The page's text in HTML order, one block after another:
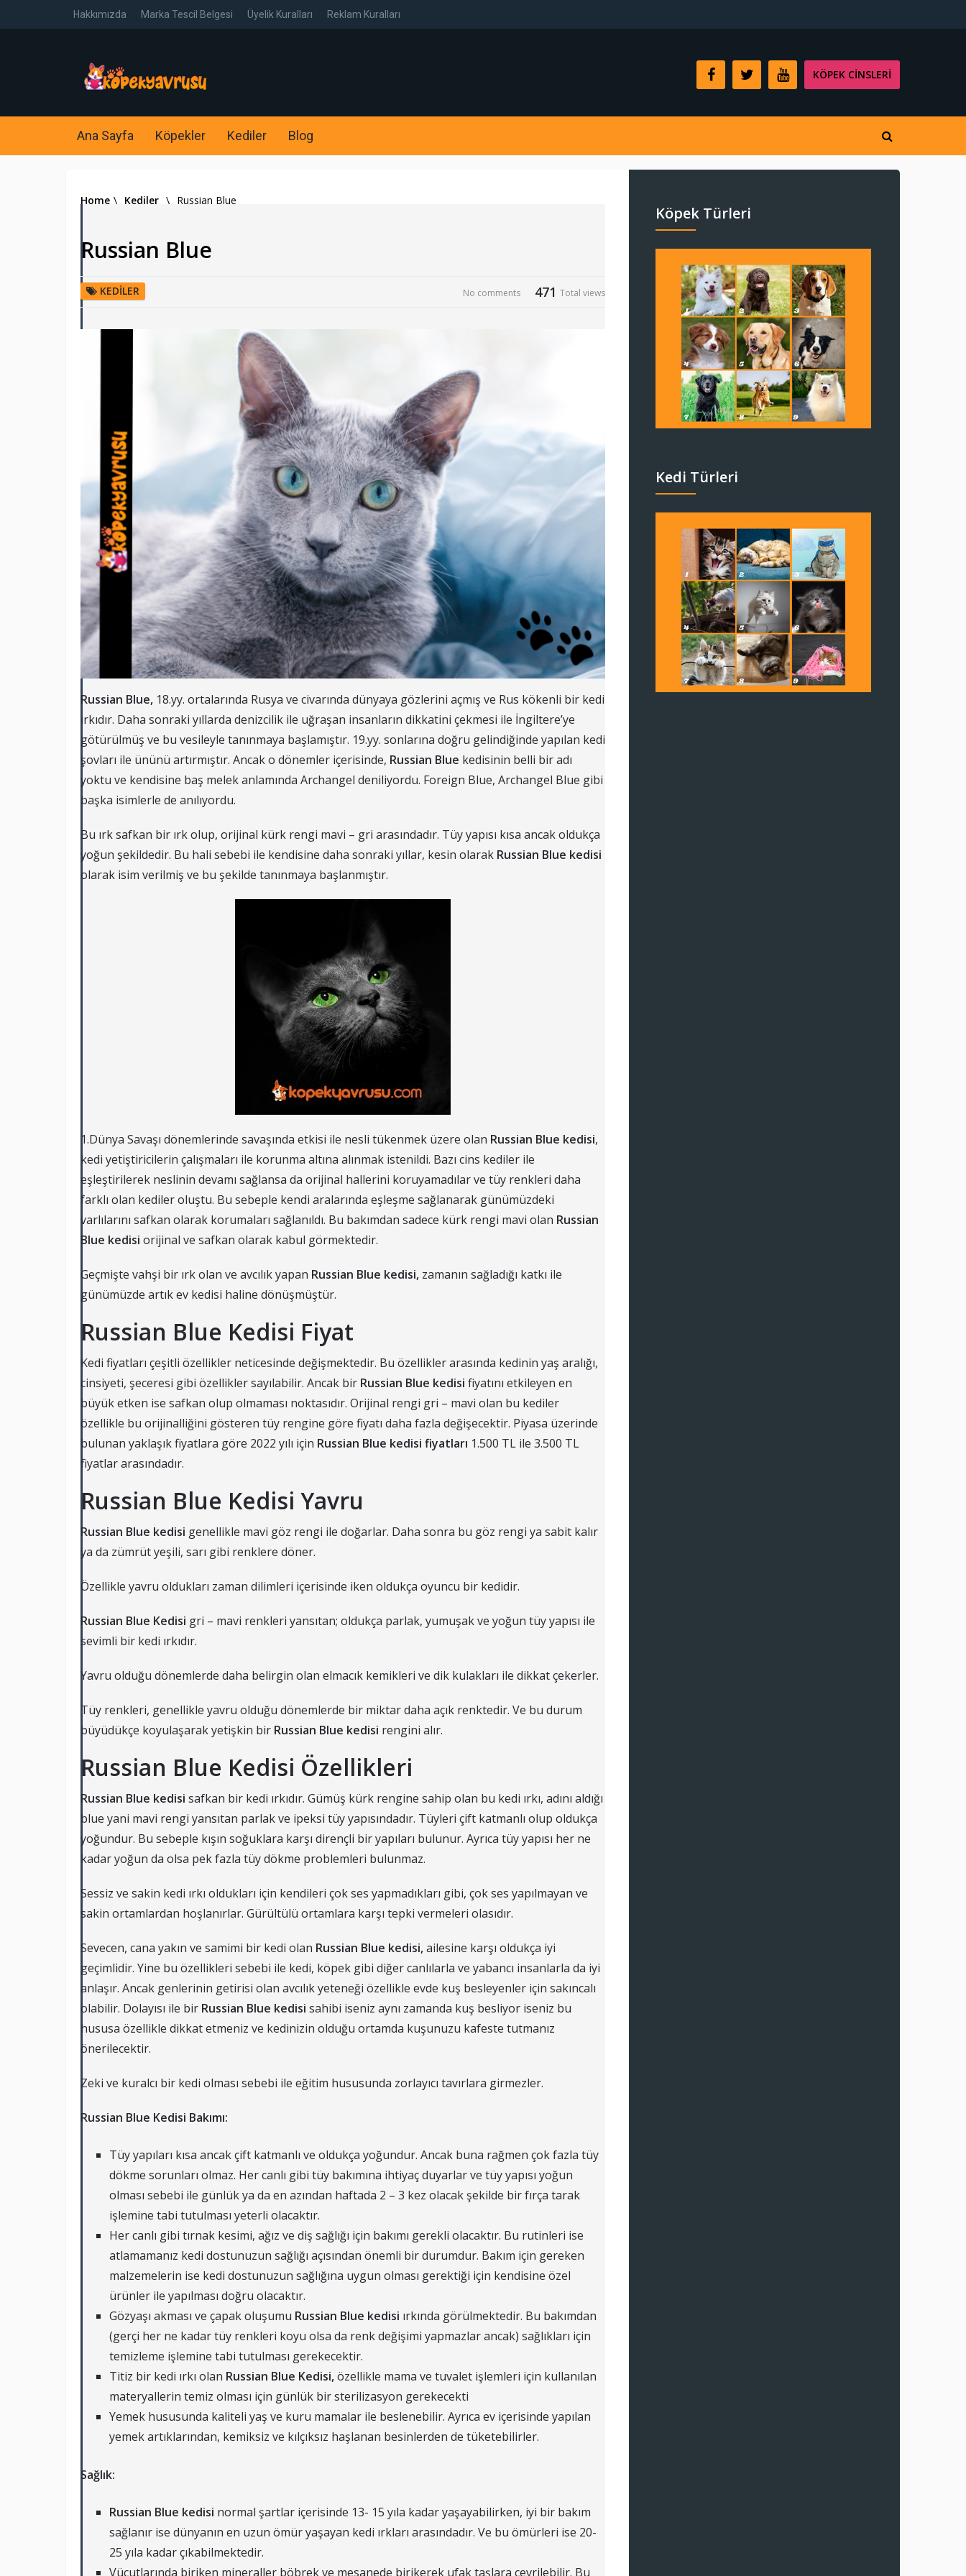
Hakkımızda Marka Tescil Belgesi Üyelik Kuralları Reklam Kuralları
KÖPEK CINSLERI
Ana Sayfa Köpekler Kediler Blog
Home \ Kediler \ Russian Blue
Russian Blue
KEDILER 471 Total views
No comments
Russian Blue, 18.yy. ortalarında Rusya ve civarında dünyaya gözlerini açmış ve Rus kökenli bir kedi
ırkıdır. Daha sonraki yıllarda denizcilik ile uğraşan insanların dikkatini çekmesi ile İngiltere’ye
götürülmüş ve bu vesileyle tanınmaya başlamıştır. 19.yy. sonlarına doğru gelindiğinde yapılan kedi
şovları ile ününü artırmıştır. Ancak o dönemler içerisinde, Russian Blue kedisinin belli bir adı
yoktu ve kendisine baş melek anlamında Archangel deniliyordu. Foreign Blue, Archangel Blue gibi
başka isimlerle de anılıyordu.
Bu ırk safkan bir ırk olup, orijinal kürk rengi mavi – gri arasındadır. Tüy yapısı kısa ancak oldukça
yoğun şekildedir. Bu hali sebebi ile kendisine daha sonraki yıllar, kesin olarak Russian Blue kedisi
olarak isim verilmiş ve bu şekilde tanınmaya başlanmıştır.
1.Dünya Savaşı dönemlerinde savaşında etkisi ile nesli tükenmek üzere olan Russian Blue kedisi,
kedi yetiştiricilerin çalışmaları ile korunma altına alınmak istenildi. Bazı cins kediler ile
eşleştirilerek neslinin devamı sağlansa da orijinal hallerini koruyamadılar ve tüy renkleri daha
farklı olan kediler oluştu. Bu sebeple kendi aralarında eşleşme sağlanarak günümüzdeki
varlılarını safkan olarak korumaları sağlanıldı. Bu bakımdan sadece kürk rengi mavi olan Russian
Blue kedisi orijinal ve safkan olarak kabul görmektedir.
Geçmişte vahşi bir ırk olan ve avcılık yapan Russian Blue kedisi, zamanın sağladığı katkı ile
günümüzde artık ev kedisi haline dönüşmüştür.
Russian Blue Kedisi Fiyat
Kedi fiyatları çeşitli özellikler neticesinde değişmektedir. Bu özellikler arasında kedinin yaş aralığı,
cinsiyeti, şeceresi gibi özellikler sayılabilir. Ancak bir Russian Blue kedisi fiyatını etkileyen en
büyük etken ise safkan olup olmaması noktasıdır. Orijinal rengi gri – mavi olan bu kediler
özellikle bu orijinalliğini gösteren tüy rengine göre fiyatı daha fazla değişecektir. Piyasa üzerinde
bulunan yaklaşık fiyatlara göre 2022 yılı için Russian Blue kedisi fiyatları 1.500 TL ile 3.500 TL
fiyatlar arasındadır.
Russian Blue Kedisi Yavru
Russian Blue kedisi genellikle mavi göz rengi ile doğarlar. Daha sonra bu göz rengi ya sabit kalır
ya da zümrüt yeşili, sarı gibi renklere döner.
Özellikle yavru oldukları zaman dilimleri içerisinde iken oldukça oyuncu bir kedidir.
Russian Blue Kedisi gri – mavi renkleri yansıtan; oldukça parlak, yumuşak ve yoğun tüy yapısı ile
sevimli bir kedi ırkıdır.
Yavru olduğu dönemlerde daha belirgin olan elmacık kemikleri ve dik kulakları ile dikkat çekerler.
Tüy renkleri, genellikle yavru olduğu dönemlerde bir miktar daha açık renktedir. Ve bu durum
büyüdükçe koyulaşarak yetişkin bir Russian Blue kedisi rengini alır.
Russian Blue Kedisi Özellikleri
Russian Blue kedisi safkan bir kedi ırkıdır. Gümüş kürk rengine sahip olan bu kedi ırkı, adını aldığı
blue yani mavi rengi yansıtan parlak ve ipeksi tüy yapısındadır. Tüyleri çift katmanlı olup oldukça
yoğundur. Bu sebeple kışın soğuklara karşı dirençli bir yapıları bulunur. Ayrıca tüy yapısı her ne
kadar yoğun da olsa pek fazla tüy dökme problemleri bulunmaz.
Sessiz ve sakin kedi ırkı oldukları için kendileri çok ses yapmadıkları gibi, çok ses yapılmayan ve
sakin ortamlardan hoşlanırlar. Gürültülü ortamlara karşı tepki vermeleri olasıdır.
Sevecen, cana yakın ve samimi bir kedi olan Russian Blue kedisi,ailesine karşı oldukça iyi
geçimlidir. Yine bu özellikleri sebebi ile kedi, köpek gibi diğer canlılarla ve yabancı insanlarla da iyi
anlaşır. Ancak genlerinin getirisi olan avcılık yeteneği özellikle evde kuş besleyenler için sakıncalı
olabilir. Dolayısı ile bir Russian Blue kedisi sahibi iseniz aynı zamanda kuş besliyor iseniz bu
hususa özellikle dikkat etmeniz ve kedinizin olduğu ortamda kuşunuzu kafeste tutmanız
önerilecektir.
Zeki ve kuralcı bir kedi olması sebebi ile eğitim hususunda zorlayıcı tavırlara girmezler.
Russian Blue Kedisi Bakımı:
Tüy yapıları kısa ancak çift katmanlı ve oldukça yoğundur. Ancak buna rağmen çok fazla tüy
dökme sorunları olmaz. Her canlı gibi tüy bakımına ihtiyaç duyarlar ve tüy yapısı yoğun
olması sebebi ile günlük ya da en azından haftada 2 – 3 kez olacak şekilde bir fırça tarak
işlemine tabi tutulması yeterli olacaktır.
Her canlı gibi tırnak kesimi, ağız ve diş sağlığı için bakımı gerekli olacaktır. Bu rutinleri ise
atlamamanız kedi dostunuzun sağlığı açısından önemli bir durumdur. Bakım için gereken
malzemelerin ise kedi dostunuzun sağlığına uygun olması gerektiği için kendisine özel
ürünler ile yapılması doğru olacaktır.
Gözyaşı akması ve çapak oluşumu Russian Blue kedisi ırkında görülmektedir. Bu bakımdan
(gerçi her ne kadar tüy renkleri koyu olsa da renk değişimi yapmazlar ancak) sağlıkları için
temizleme işlemine tabi tutulması gerekecektir.
Titiz bir kedi ırkı olan Russian Blue Kedisi,özellikle mama ve tuvalet işlemleri için kullanılan
materyallerin temiz olması için günlük bir sterilizasyon gerekecekti
Yemek hususunda kaliteli yaş ve kuru mamalar ile beslenebilir. Ayrıca ev içerisinde yapılan
yemek artıklarından, kemiksiz ve kılçıksız haşlanan besinlerden de tüketebilirler.
Sağlık:
Russian Blue kedisi normal şartlar içerisinde 13- 15 yıla kadar yaşayabilirken, iyi bir bakım
sağlanır ise dünyanın en uzun ömür yaşayan kedi ırkları arasındadır. Ve bu ömürleri ise 20-
25 yıla kadar çıkabilmektedir.
Vücutlarında biriken mineraller böbrek ve mesanede birikerek ufak taşlara çevrilebilir. Bu
Köpek Türleri
Kedi Türleri